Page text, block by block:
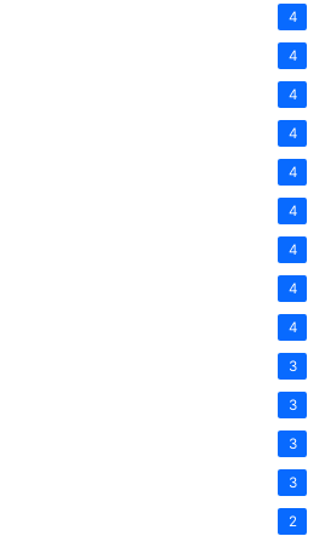
4
4
4
4
4
4
4
4
4
3
3
3
3
2